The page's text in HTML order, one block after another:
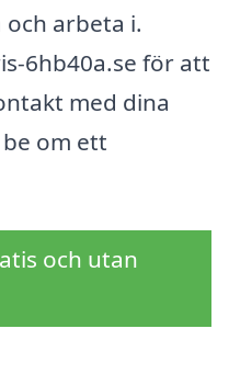
arbeta i.
6hb40a.se för att
med dina
om ett
och utan